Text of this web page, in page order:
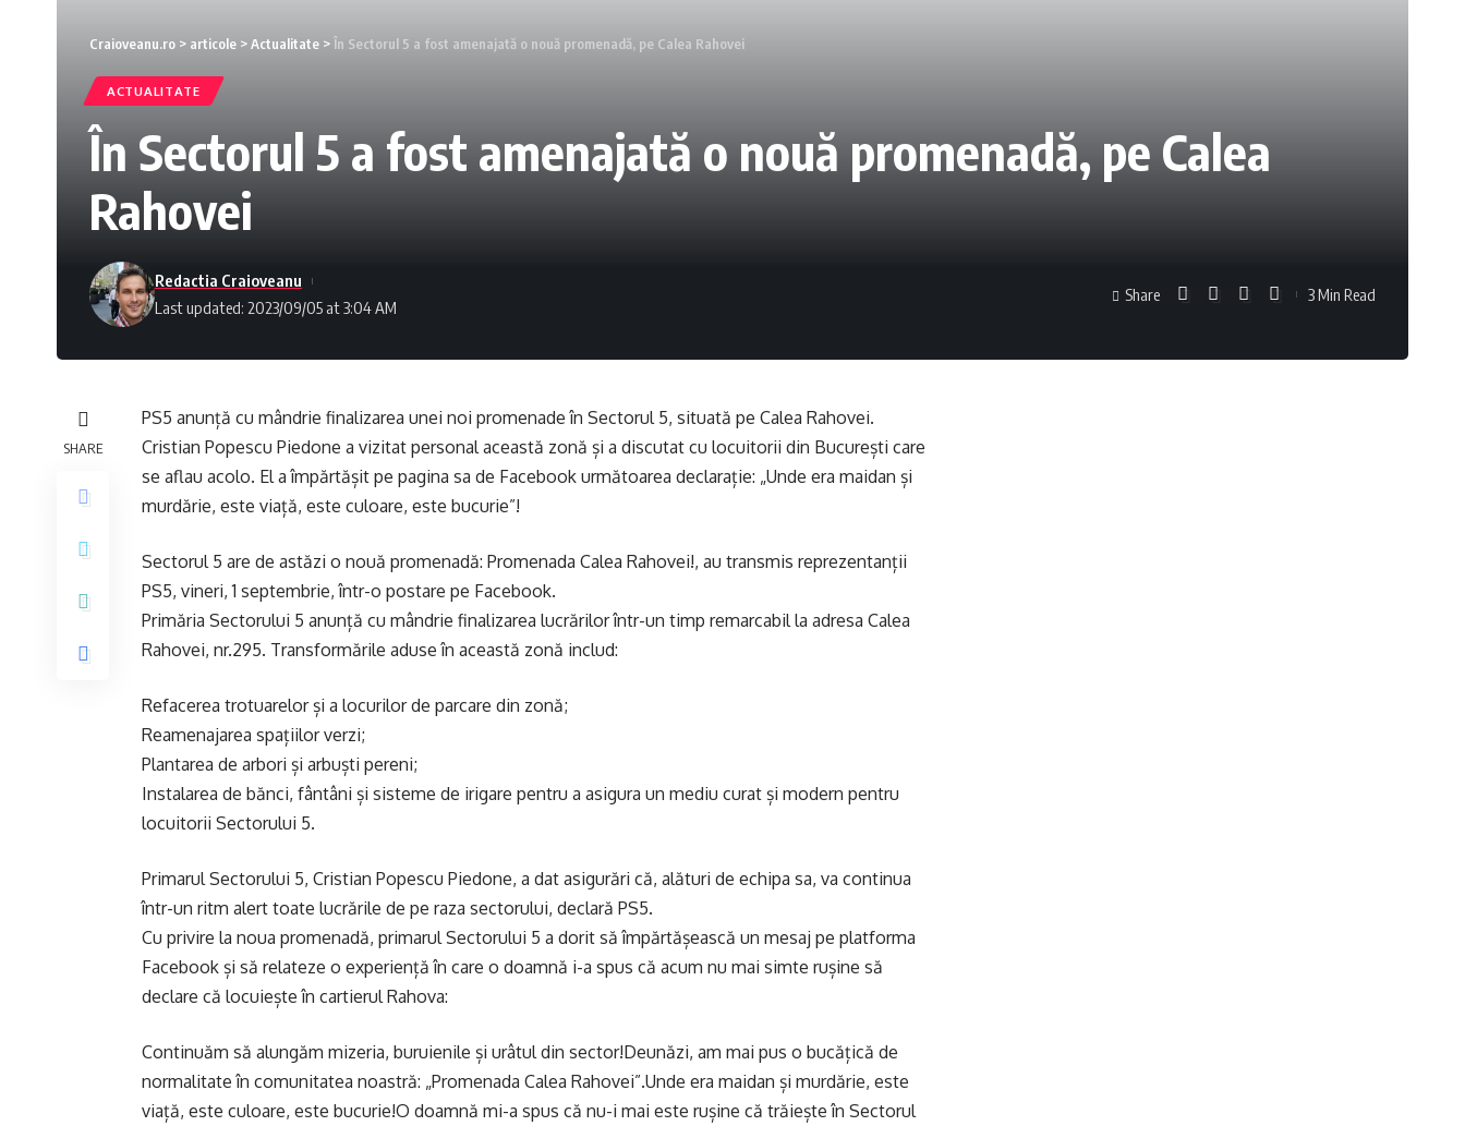
Craioveanu.ro > articole >Actualitate >În Sectorul 5 a fost amenajată o nouă promenadă, pe Calea Rahovei
ACTUALITATE
În Sectorul 5 a fost amenajată o nouă promenadă, pe Calea
Rahovei
Last updated: 2023/09/05 at 3:04 AM
Redactia Craioveanu
Share 3 Min Read
SHARE
PS5 anunță cu mândrie finalizarea unei noi promenade în Sectorul 5, situată pe Calea Rahovei.
Cristian Popescu Piedone a vizitat personal această zonă și a discutat cu locuitorii din București care
se aflau acolo. El a împărtășit pe pagina sa de Facebook următoarea declarație: „Unde era maidan și
murdărie, este viață, este culoare, este bucurie”!
Sectorul 5 are de astăzi o nouă promenadă: Promenada Calea Rahovei!, au transmis reprezentanții
PS5, vineri, 1 septembrie, într-o postare pe Facebook.
Primăria Sectorului 5 anunță cu mândrie finalizarea lucrărilor într-un timp remarcabil la adresa Calea
Rahovei, nr.295. Transformările aduse în această zonă includ:
Refacerea trotuarelor și a locurilor de parcare din zonă;
Reamenajarea spațiilor verzi;
Plantarea de arbori și arbuști pereni;
Instalarea de bănci, fântâni și sisteme de irigare pentru a asigura un mediu curat și modern pentru
locuitorii Sectorului 5.
Primarul Sectorului 5, Cristian Popescu Piedone, a dat asigurări că, alături de echipa sa, va continua
într-un ritm alert toate lucrările de pe raza sectorului, declară PS5.
Cu privire la noua promenadă, primarul Sectorului 5 a dorit să împărtășească un mesaj pe platforma
Facebook și să relateze o experiență în care o doamnă i-a spus că acum nu mai simte rușine să
declare că locuiește în cartierul Rahova:
Continuăm să alungăm mizeria, buruienile și urâtul din sector!Deunăzi, am mai pus o bucățică de
normalitate în comunitatea noastră: „Promenada Calea Rahovei”.Unde era maidan și murdărie, este
viață, este culoare, este bucurie!O doamnă mi-a spus că nu-i mai este rușine că trăiește în Sectorul